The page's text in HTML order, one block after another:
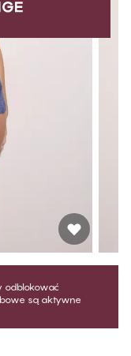
odblokować
są aktywne